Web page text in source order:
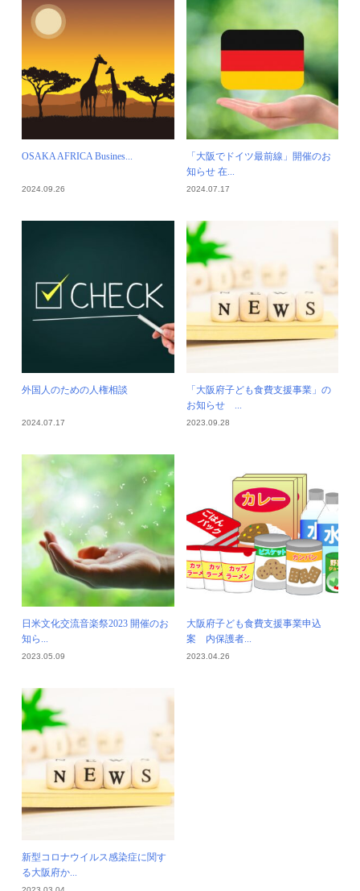
OSAKA AFRICA Busines...
2024.09.26
「大阪でドイツ最前線」開催のお
知らせ 在...
2024.07.17
外国人のための人権相談
2024.07.17
「大阪府子ども食費支援事業」の
お知らせ ...
2023.09.28
日米文化交流音楽祭2023 開催のお
知ら...
2023.05.09
大阪府子ども食費支援事業申込
案 内保護者...
2023.04.26
新型コロナウイルス感染症に関す
る大阪府か...